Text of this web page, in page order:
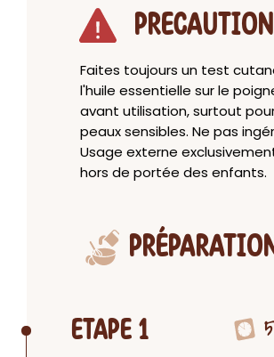
PRECAUTION
Faites toujours un test
l'huile essentielle sur le
avant utilisation, surtout
peaux sensibles. Ne pas
Usage externe
hors de portée des enfants.
ETAPE 1